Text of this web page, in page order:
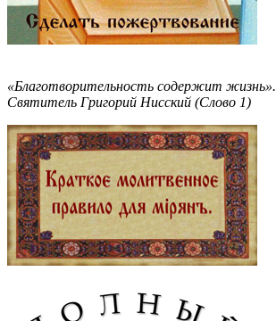
«Благотворительность содержит жизнь».
Святитель Григорий Нисский (Слово 1)